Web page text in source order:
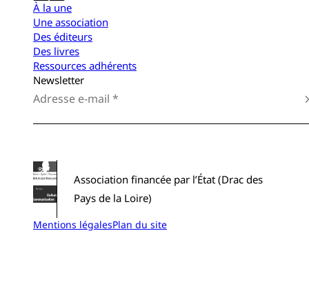
À la une
Une association
Des éditeurs
Des livres
Ressources adhérents
Newsletter
Association financée par l’État (Drac des
Pays de la Loire)
Mentions légalesPlan du site